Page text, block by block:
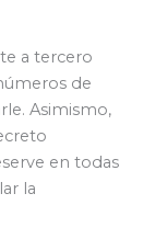
a tercero
de
Asimismo,
en todas
la